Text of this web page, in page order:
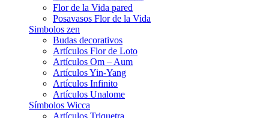
Flor de la Vida pared
Posavasos Flor de la Vida
Simbolos zen
Budas decorativos
Artículos Flor de Loto
Artículos Om – Aum
Artículos Yin-Yang
Artículos Infinito
Artículos Unalome
Símbolos Wicca
Artículos Triquetra